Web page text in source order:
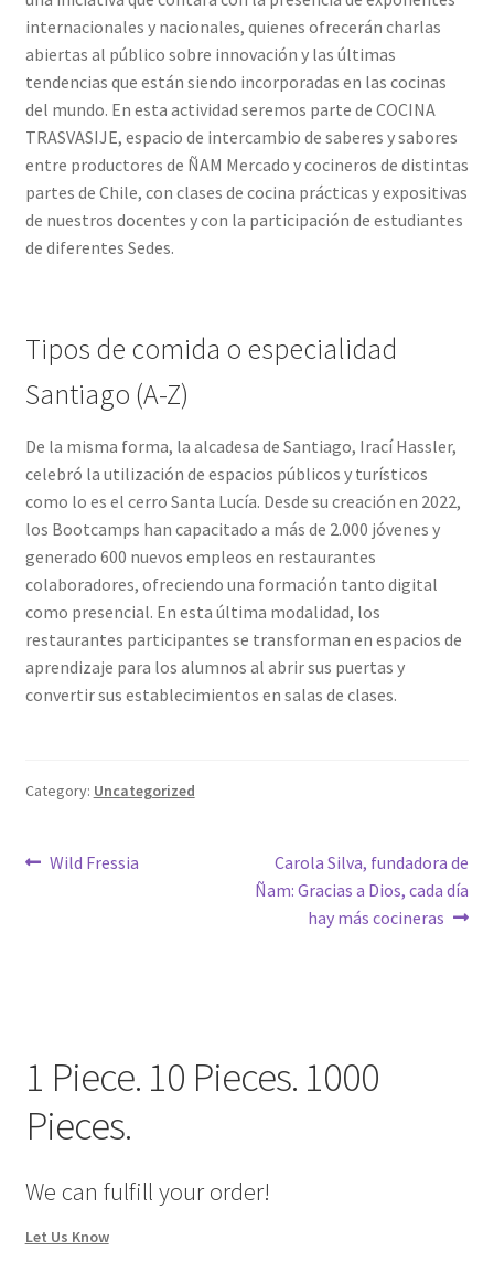
internacionales y nacionales, quienes ofrecerán charlas
abiertas al público sobre innovación y las últimas
tendencias que están siendo incorporadas en las cocinas
del mundo. En esta actividad seremos parte de COCINA
TRASVASIJE, espacio de intercambio de saberes y sabores
entre productores de ÑAM Mercado y cocineros de distintas
partes de Chile, con clases de cocina prácticas y expositivas
de nuestros docentes y con la participación de estudiantes
de diferentes Sedes.
Tipos de comida o especialidad
Santiago (A-Z)
De la misma forma, la alcadesa de Santiago, Irací Hassler,
celebró la utilización de espacios públicos y turísticos
como lo es el cerro Santa Lucía. Desde su creación en 2022,
los Bootcamps han capacitado a más de 2.000 jóvenes y
generado 600 nuevos empleos en restaurantes
colaboradores, ofreciendo una formación tanto digital
como presencial. En esta última modalidad, los
restaurantes participantes se transforman en espacios de
aprendizaje para los alumnos al abrir sus puertas y
convertir sus establecimientos en salas de clases.
Category: Uncategorized
Post
Previous
Wild Fressia
Next
post:
Carola Silva, fundadora de
Ñam: Gracias a Dios, cada día
hay más cocineras
1 Piece. 10 Pieces. 1000
Pieces.
We can fulfill your order!
Let Us Know